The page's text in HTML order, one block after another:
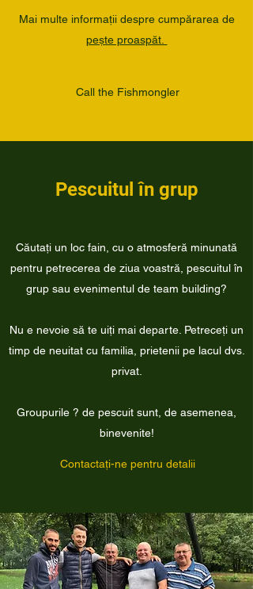
Mai multe informații despre cumpărarea de
pește proaspăt.
Call the Fishmongler
Pescuitul în grup
Căutați un loc fain, cu o atmosferă minunată
pentru petrecerea de ziua voastră, pescuitul în
grup sau evenimentul de team building?
Nu e nevoie să te uiți mai departe. Petreceți un
timp de neuitat cu familia, prietenii pe lacul dvs.
privat.
Groupurile ? de pescuit sunt, de asemenea,
binevenite!
Contactați-ne pentru detalii